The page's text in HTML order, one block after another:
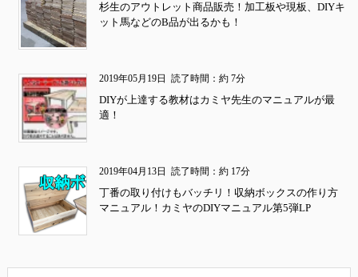
杉生のアウトレット商品販売！加工板や現板、DIYキ
ット馬などのB品が出るかも！
2019年05月19日 読了時間：約 7分
DIYが上達する教材はカミヤ先生のマニュアルが最
適！
2019年04月13日 読了時間：約 17分
丁番の取り付けもバッチリ！収納ボックスの作り方
マニュアル！カミヤのDIYマニュアル第5弾LP